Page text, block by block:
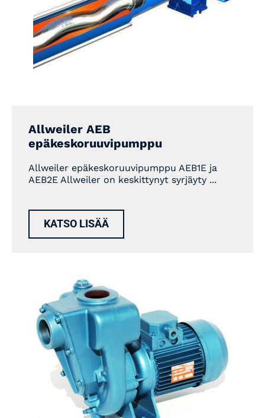
Allweiler AEB
epäkeskoruuvipumppu
Allweiler epäkeskoruuvipumppu AEB1E ja
AEB2E Allweiler on keskittynyt syrjäyty ...
KATSO LISÄÄ